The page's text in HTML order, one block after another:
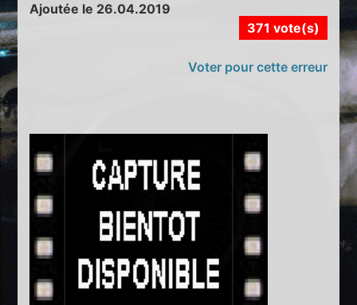
Ajoutée le 26.04.2019
371 vote(s)
Voter pour cette erreur